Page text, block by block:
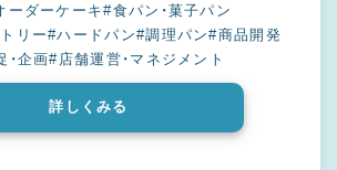
ーダーケーキ#食パン・菓子パン
リー#ハードパン#調理パン#商品開発
・企画#店舗運営・マネジメント
詳しくみる